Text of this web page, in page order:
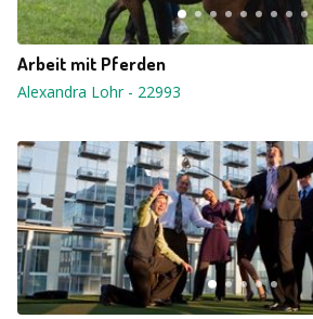
Arbeit mit Pferden
Alexandra Lohr- 22993